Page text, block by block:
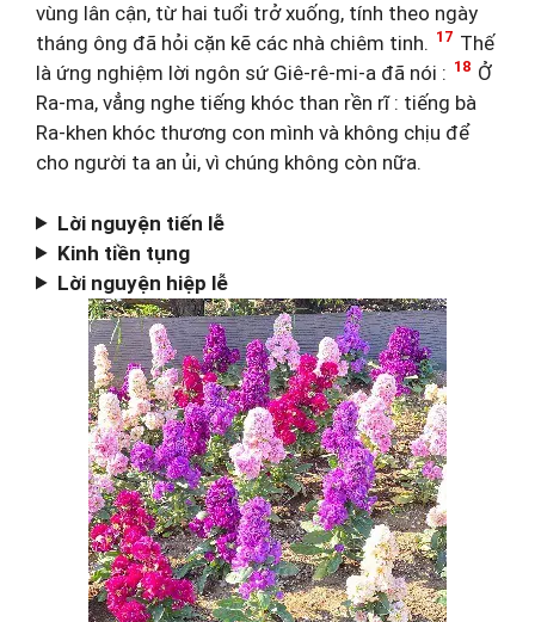
vùng lân cận, từ hai tuổi trở xuống, tính theo ngày
tháng ông đã hỏi cặn kẽ các nhà chiêm tinh. 17 Thế
là ứng nghiệm lời ngôn sứ Giê-rê-mi-a đã nói : 18 Ở
Ra-ma, vẳng nghe tiếng khóc than rền rĩ : tiếng bà
Ra-khen khóc thương con mình và không chịu để
cho người ta an ủi, vì chúng không còn nữa.
Lời nguyện tiến lễ
Kinh tiền tụng
Lời nguyện hiệp lễ